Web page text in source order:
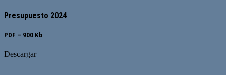
Presupuesto 2024
PDF – 900 Kb
Descargar